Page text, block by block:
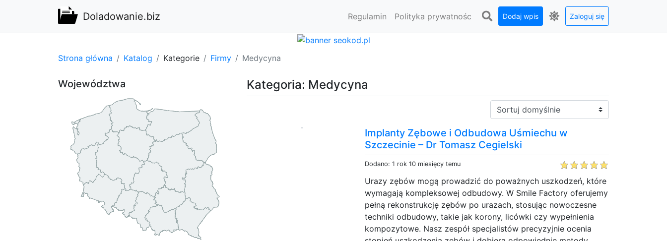
Doladowanie.biz Regulamin Polityka prywatnośc Dodaj wpis Zaloguj się
Strona główna Katalog Kategorie Firmy Medycyna
Kategoria: Medycyna
Sortuj:
Implanty Zębowe i Odbudowa Uśmiechu w
Szczecinie – Dr Tomasz Cegielski
Dodano: 1 rok 10 miesięcy temu
Urazy zębów mogą prowadzić do poważnych uszkodzeń, które
wymagają kompleksowej odbudowy. W Smile Factory oferujemy
pełną rekonstrukcję zębów po urazach, stosując nowoczesne
techniki odbudowy, takie jak korony, licówki czy wypełnienia
kompozytowe. Nasz zespół specjalistów precyzyjnie ocenia
Województwa